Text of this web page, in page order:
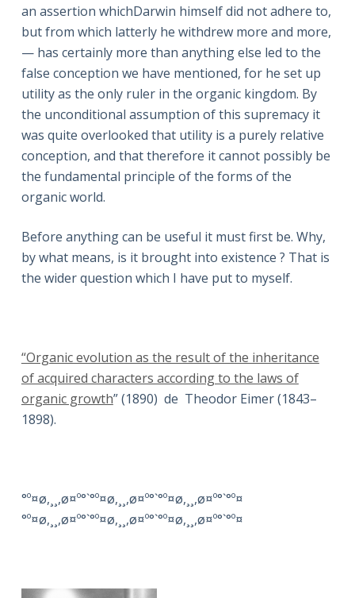
an assertion whichDarwin himself did not adhere to,
but from which latterly he withdrew more and more,
— has certainly more than anything else led to the
false conception we have mentioned, for he set up
utility as the only ruler in the organic kingdom. By
the unconditional assumption of this supremacy it
was quite overlooked that utility is a purely relative
conception, and that therefore it cannot possibly be
the fundamental principle of the forms of the
organic world.
Before anything can be useful it must first be. Why,
by what means, is it brought into existence ? That is
the wider question which I have put to myself.
“Organic evolution as the result of the inheritance
of acquired characters according to the laws of
organic growth” (1890) de Theodor Eimer (1843–
1898).
°º¤ø,¸¸,ø¤º°`°º¤ø,¸¸,ø¤º°`°º¤ø,¸¸,ø¤º°`°º¤
°º¤ø,¸¸,ø¤º°`°º¤ø,¸¸,ø¤º°`°º¤ø,¸¸,ø¤º°`°º¤